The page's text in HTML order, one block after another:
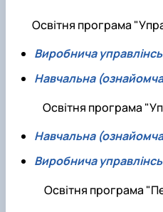
Освітня програма
Виробнича
Навчальна
Освітня програма
Навчальна
Виробнича
Освітня програма